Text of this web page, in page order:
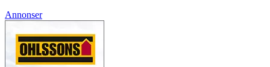
Annonser